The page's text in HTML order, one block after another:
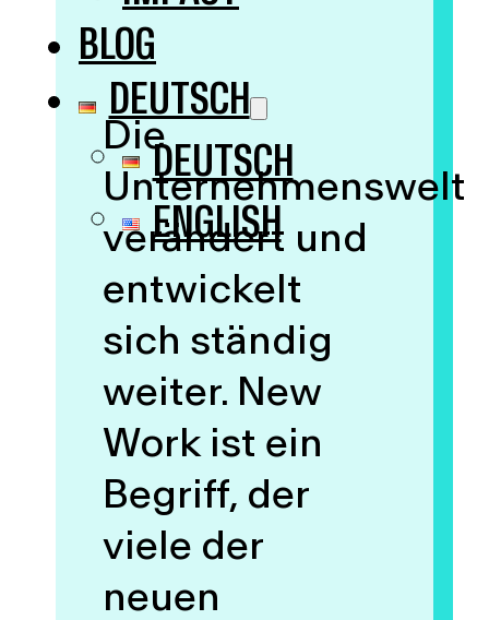
BLOG
DEUTSCH
DEUTSCH
ENGLISH
Die
Unternehmenswelt
verändert und
entwickelt
sich ständig
weiter. New
Work ist ein
Begriff, der
viele der
neuen